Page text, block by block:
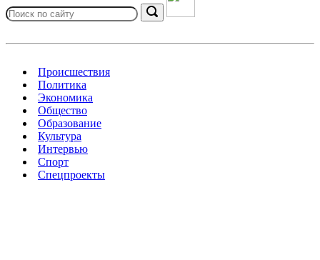
for:
Search
Происшествия
Политика
Экономика
Общество
Образование
Культура
Интервью
Спорт
Спецпроекты